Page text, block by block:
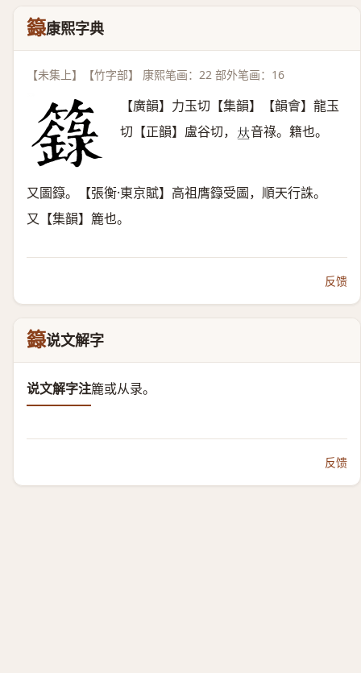
籙康熙字典
【未集上】【竹字部】 康熙笔画：22 部外笔画：16
【廣韻】力玉切【集韻】【韻會】龍玉
切【正韻】盧谷切， 𠀤音祿。籍也。
又圖籙。【張衡·東京賦】高祖膺籙受圖，順天行誅。
又【集韻】簏也。
反馈
籙说文解字
说文解字注簏或从录。
反馈